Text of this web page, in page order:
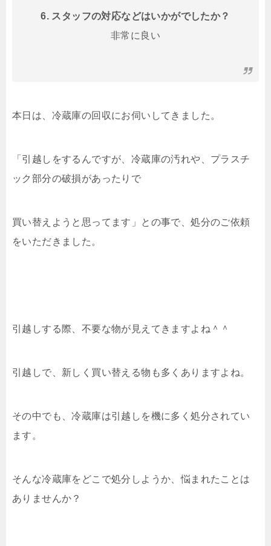
6. スタッフの対応などはいかがでしたか？
非常に良い
本日は、冷蔵庫の回収にお伺いしてきました。
「引越しをするんですが、冷蔵庫の汚れや、プラスチ
ック部分の破損があったりで
買い替えようと思ってます」との事で、処分のご依頼
をいただきました。
引越しする際、不要な物が見えてきますよね＾＾
引越しで、新しく買い替える物も多くありますよね。
その中でも、冷蔵庫は引越しを機に多く処分されてい
ます。
そんな冷蔵庫をどこで処分しようか、悩まれたことは
ありませんか？